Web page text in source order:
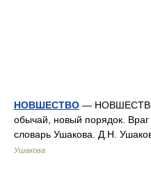
НОВШЕСТВО —
обычай, новый порядок.
словарь Ушакова. Д.Н.
Ушакова